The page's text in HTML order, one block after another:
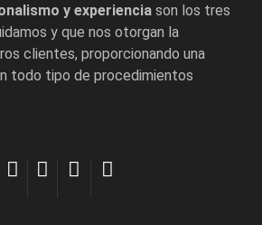
y experiencia son los tres
y que nos otorgan la
clientes, proporcionando una
todo tipo de procedimientos